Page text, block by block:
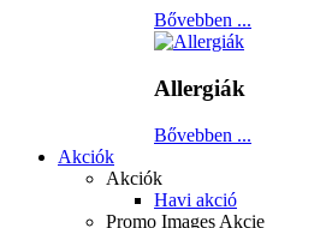
Bővebben ...
Allergiák
Bővebben ...
Akciók
Akciók
Havi akció
Promo Images Akcie